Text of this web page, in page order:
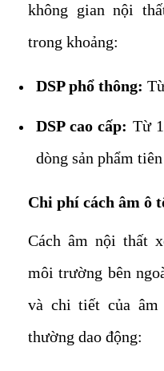
không gian nội
trong khoảng:
DSP phổ thông:
DSP cao cấp: Từ
dòng sản phẩm
Chi phí cách âm ô
Cách âm nội thất
môi trường bên
và chi tiết của âm
thường dao động: